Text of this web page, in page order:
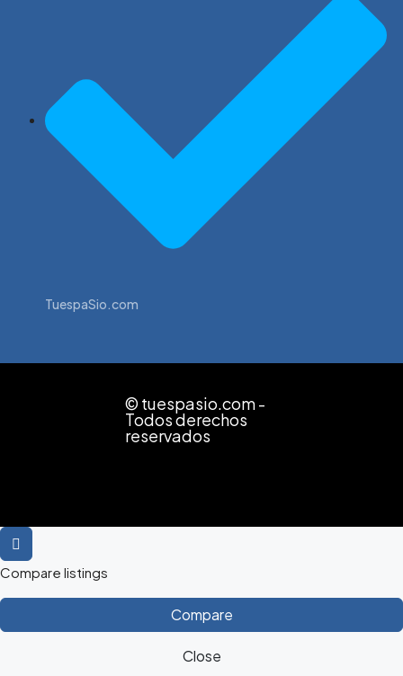
TuespaSio.com
© tuespasio.com -
Todos derechos
reservados
Compare listings
Compare
Close